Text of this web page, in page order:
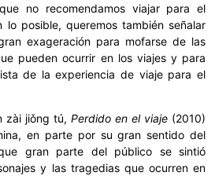
no recomendamos viajar para el
lo posible, queremos también señalar
exageración para mofarse de las
pueden ocurrir en los viajes y para
de la experiencia de viaje para el
zài jiǒng tú, Perdido en el viaje (2010)
en parte por su gran sentido del
gran parte del público se sintió
y las tragedias que ocurren en